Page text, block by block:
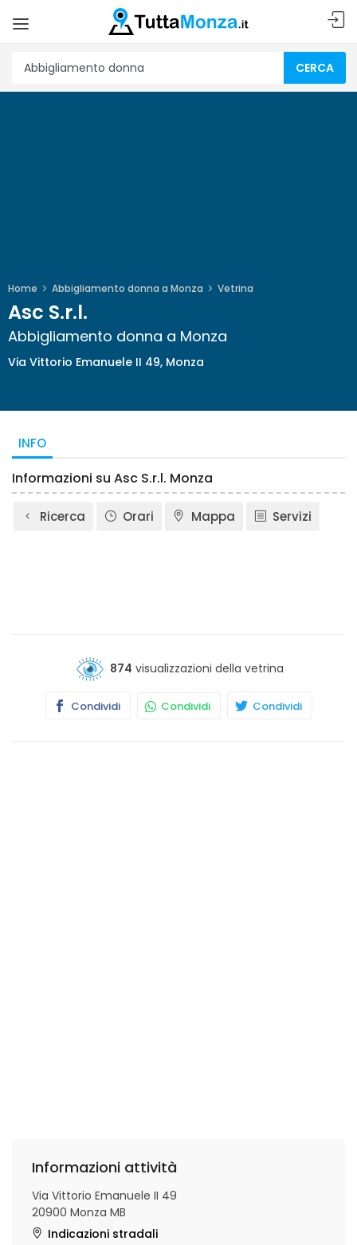
CERCA
Home Abbigliamento donna a Monza Vetrina
Asc S.r.l.
Abbigliamento donna a Monza
Via Vittorio Emanuele II 49, Monza
INFO
Informazioni su Asc S.r.l. Monza
Ricerca Orari Mappa Servizi
874 visualizzazioni della vetrina
Condividi Condividi Condividi
Informazioni attività
Via Vittorio Emanuele II 49
20900 Monza MB
Indicazioni stradali